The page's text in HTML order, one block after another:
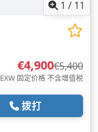
1 / 11
€4,900€5,400
EXW 固定价格 不含增值税
拨打